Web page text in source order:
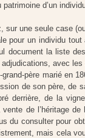
d’un
sur une seule case
pour un individu
document la liste
adjudications, avec
père marié en
de son père, de
derrière, de la
de l’héritage
du consulter pour
mais cela